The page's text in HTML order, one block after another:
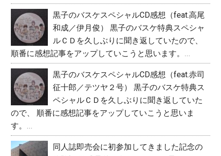
黒子のバスケスペシャルCD感想（feat.高尾
和成／伊月俊）
黒子のバスケ特典スペシャ
ルＣＤを久しぶりに聞き返していたので、
順番に感想記事をアップしていこうと思います。...
黒子のバスケスペシャルCD感想（feat.赤司
征十郎／テツヤ２号）
黒子のバスケ特典ス
ペシャルＣＤを久しぶりに聞き返していた
ので、 順番に感想記事をアップしていこうと思いま
す。...
同人誌即売会に初参加してきました記念の